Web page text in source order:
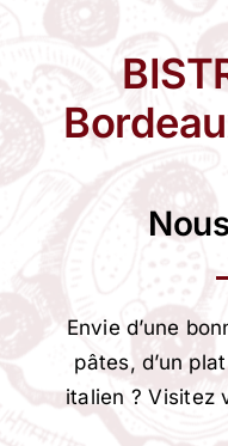
Envie d’une
pâtes, d’un
italien ? Visitez